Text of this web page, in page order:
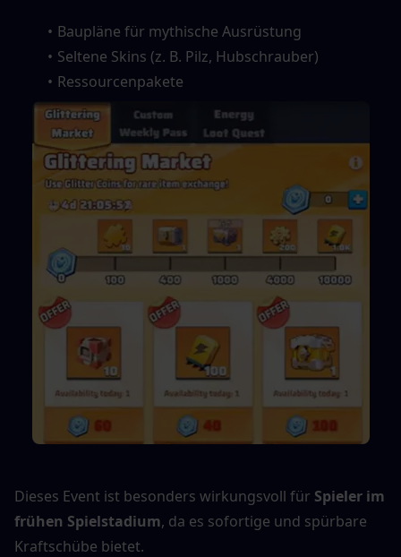
Baupläne für mythische Ausrüstung
Seltene Skins (z. B. Pilz, Hubschrauber)
Ressourcenpakete
Dieses Event ist besonders wirkungsvoll für Spieler im
frühen Spielstadium, da es sofortige und spürbare
Kraftschübe bietet.